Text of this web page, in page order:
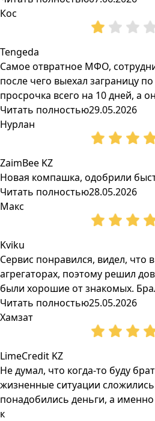
Кос
Tengeda
Самое отвратное МФО,
после чего выехал заграницу
просрочка всего на 10 дней, а
Читать полностью29.05.2026
Нурлан
ZaimBee KZ
Новая компашка, одобрили
Читать полностью28.05.2026
Макс
Kviku
Сервис понравился, видел, что
агрегаторах, поэтому решил
были хорошие от знакомых.
Читать полностью25.05.2026
Хамзат
LimeCredit KZ
Не думал, что когда-то буду
жизненные ситуации
понадобились деньги, а
к